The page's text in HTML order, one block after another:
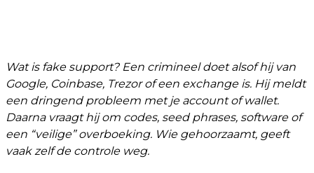
Wat is fake support? Een crimineel doet alsof hij van
Google, Coinbase, Trezor of een exchange is. Hij meldt
een dringend probleem met je account of wallet.
Daarna vraagt hij om codes, seed phrases, software of
een “veilige” overboeking. Wie gehoorzaamt, geeft
vaak zelf de controle weg.